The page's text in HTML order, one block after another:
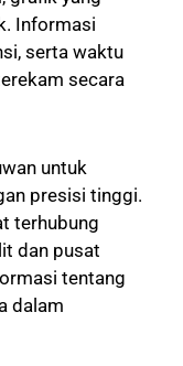
Informasi
serta waktu
secara
untuk
presisi tinggi.
terhubung
dan pusat
tentang
dalam